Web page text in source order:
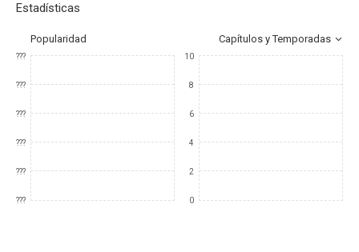
Estadísticas
Popularidad Capítulos y Temporadas
???
???
???
???
???
???
10
8
6
4
2
0